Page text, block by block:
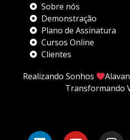
Sobre nós
Demonstração
Plano de Assinatura
Cursos Online
Clientes
Realizando Sonhos
Transformando